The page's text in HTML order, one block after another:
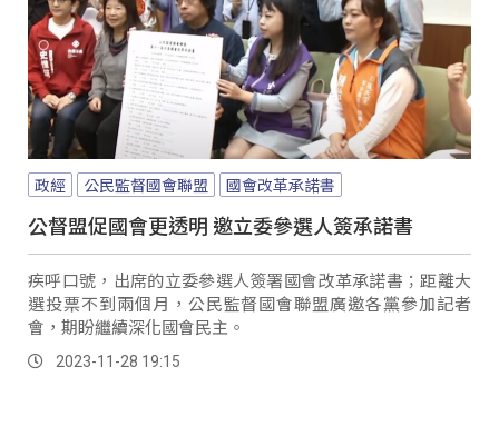
政經 公民監督國會聯盟 國會改革承諾書
公督盟促國會更透明 邀立委參選人簽承諾書
疾呼口號，出席的立委參選人簽署國會改革承諾書；距離大
選投票不到兩個月，公民監督國會聯盟廣邀各黨參加記者
會，期盼繼續深化國會民主。
2023-11-28 19:15